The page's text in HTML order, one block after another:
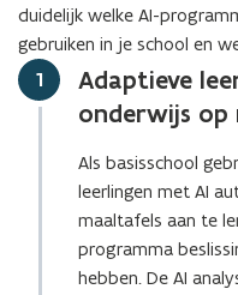
duidelijk welke AI-
gebruiken in je school en
Stap
1
Adaptieve
onderwijs op
Als basisschool
leerlingen met AI
maaltafels aan te
programma
hebben. De AI